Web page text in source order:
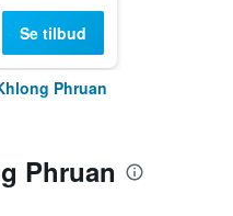
Se tilbud
Phruan
Phruan